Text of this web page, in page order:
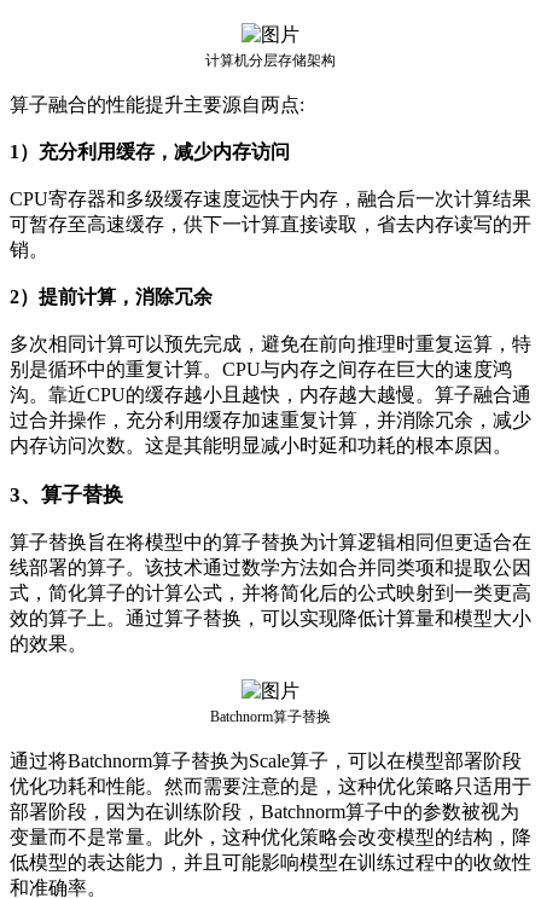
计算机分层存储架构
算子融合的性能提升主要源自两点:
1）充分利用缓存，减少内存访问
CPU寄存器和多级缓存速度远快于内存，融合后一次计算结果
可暂存至高速缓存，供下一计算直接读取，省去内存读写的开
销。
2）提前计算，消除冗余
多次相同计算可以预先完成，避免在前向推理时重复运算，特
别是循环中的重复计算。CPU与内存之间存在巨大的速度鸿
沟。靠近CPU的缓存越小且越快，内存越大越慢。算子融合通
过合并操作，充分利用缓存加速重复计算，并消除冗余，减少
内存访问次数。这是其能明显减小时延和功耗的根本原因。
3、算子替换
算子替换旨在将模型中的算子替换为计算逻辑相同但更适合在
线部署的算子。该技术通过数学方法如合并同类项和提取公因
式，简化算子的计算公式，并将简化后的公式映射到一类更高
效的算子上。通过算子替换，可以实现降低计算量和模型大小
的效果。
Batchnorm算子替换
通过将Batchnorm算子替换为Scale算子，可以在模型部署阶段
优化功耗和性能。然而需要注意的是，这种优化策略只适用于
部署阶段，因为在训练阶段，Batchnorm算子中的参数被视为
变量而不是常量。此外，这种优化策略会改变模型的结构，降
低模型的表达能力，并且可能影响模型在训练过程中的收敛性
和准确率。